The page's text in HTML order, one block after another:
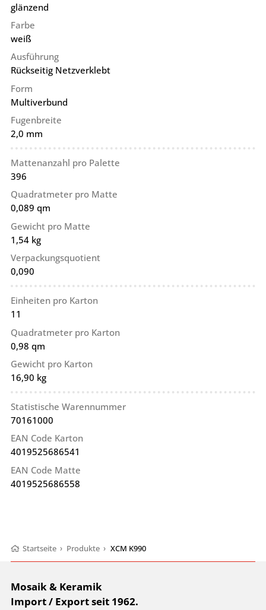
glänzend
Farbe
weiß
Ausführung
Rückseitig Netzverklebt
Form
Multiverbund
Fugenbreite
2,0 mm
Mattenanzahl pro Palette
396
Quadratmeter pro Matte
0,089 qm
Gewicht pro Matte
1,54 kg
Verpackungsquotient
0,090
Einheiten pro Karton
11
Quadratmeter pro Karton
0,98 qm
Gewicht pro Karton
16,90 kg
Statistische Warennummer
70161000
EAN Code Karton
4019525686541
EAN Code Matte
4019525686558
Startseite › Produkte › XCM K990
Mosaik & Keramik
Import / Export seit 1962.